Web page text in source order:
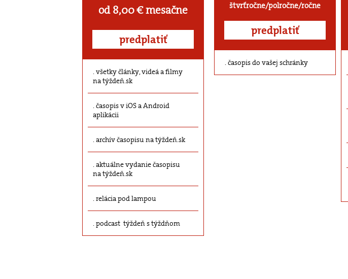
od 8,00 € mesačne
predplatiť
všetky články, videá a filmy
na týždeň.sk
časopis v iOS a Android
aplikácii
archív časopisu na týždeň.sk
aktuálne vydanie časopisu
na týždeň.sk
relácia pod lampou
podcast týždeň s týždňom
štvrťročne/polročne/ročne
predplatiť
časopis do vašej schránky